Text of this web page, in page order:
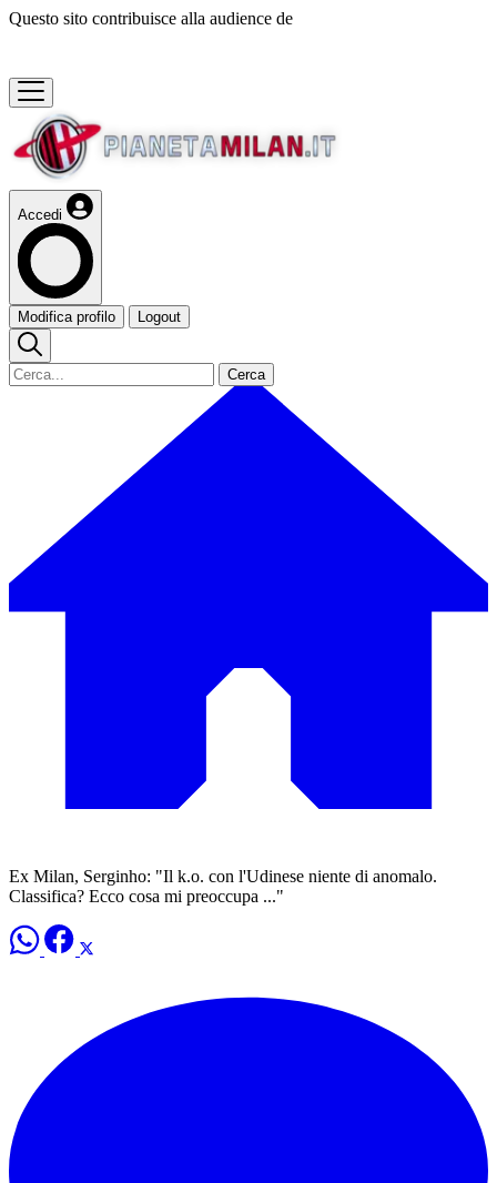
Questo sito contribuisce alla audience de
Accedi
Modifica profilo Logout
Cerca
Ex Milan, Serginho: "Il k.o. con l'Udinese niente di anomalo.
Classifica? Ecco cosa mi preoccupa ..."